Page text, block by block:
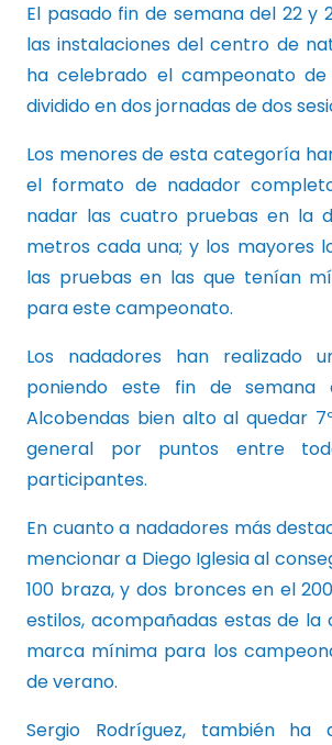
El pasado fin de semana del 22 y
las instalaciones del centro de
ha celebrado el campeonato
dividido en dos jornadas de dos
Los menores de esta categoría
el formato de nadador
nadar las cuatro pruebas en la
metros cada una; y los mayores
las pruebas en las que tenían
para este campeonato.
Los nadadores han realizado
poniendo este fin de
Alcobendas bien alto al quedar
general por puntos entre
participantes.
En cuanto a nadadores más
mencionar a Diego Iglesia al
100 braza, y dos bronces en el
estilos, acompañadas estas de la
marca mínima para los
de verano.
Sergio Rodríguez, también ha